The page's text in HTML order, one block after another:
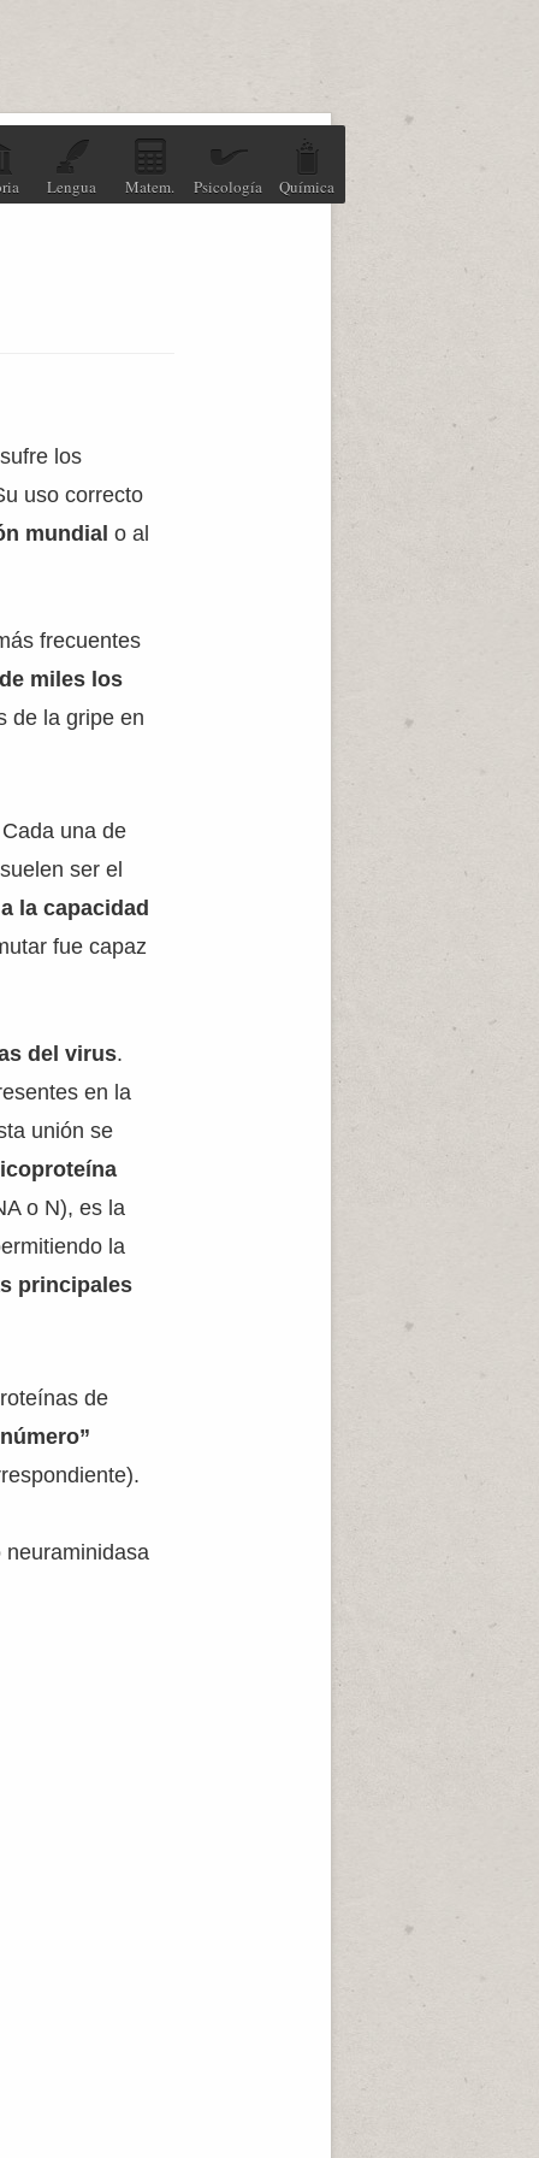
Lengua Matem. Psicología Química
los
uso correcto
mundialo al
frecuentes
miles los
de la gripe en
una de
ser el
la capacidad
fue capaz
del virus.
en la
unión se
o N), es la
la
principales
de
neuraminidasa